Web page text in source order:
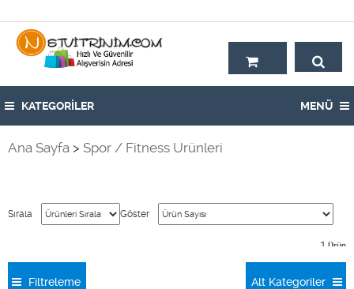
KATEGORİLER MENÜ
Ana Sayfa > Spor / Fitness Ürünleri
Sırala Göster
1 Ürün
Filtreleme Alt Kategoriler